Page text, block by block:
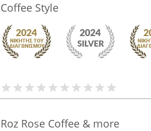
Coffee Style
Roz Rose Coffee & more